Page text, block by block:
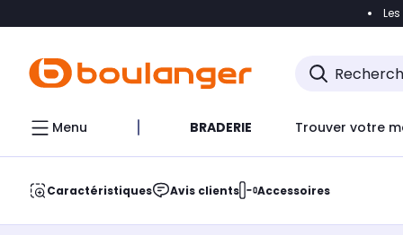
Accéder
Menu BRADERIE Trouver votre
Caractéristiques Avis clients Accessoires